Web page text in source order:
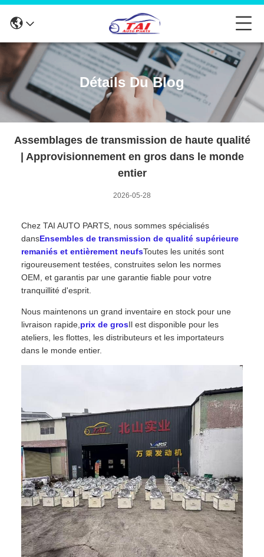
Détails Du Blog
Assemblages de transmission de haute qualité
| Approvisionnement en gros dans le monde
entier
2026-05-28
Chez TAI AUTO PARTS, nous sommes spécialisés
dansEnsembles de transmission de qualité supérieure
remaniés et entièrement neufsToutes les unités sont
rigoureusement testées, construites selon les normes
OEM, et garantis par une garantie fiable pour votre
tranquillité d'esprit.
Nous maintenons un grand inventaire en stock pour une
livraison rapide, prix de grosIl est disponible pour les
ateliers, les flottes, les distributeurs et les importateurs
dans le monde entier.